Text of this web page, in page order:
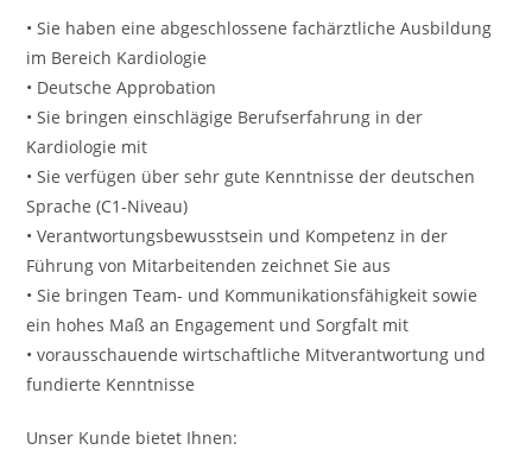
• Sie haben eine abgeschlossene fachärztliche Ausbildung
im Bereich Kardiologie
• Deutsche Approbation
• Sie bringen einschlägige Berufserfahrung in der
Kardiologie mit
• Sie verfügen über sehr gute Kenntnisse der deutschen
Sprache (C1-Niveau)
• Verantwortungsbewusstsein und Kompetenz in der
Führung von Mitarbeitenden zeichnet Sie aus
• Sie bringen Team- und Kommunikationsfähigkeit sowie
ein hohes Maß an Engagement und Sorgfalt mit
• vorausschauende wirtschaftliche Mitverantwortung und
fundierte Kenntnisse
Unser Kunde bietet Ihnen: